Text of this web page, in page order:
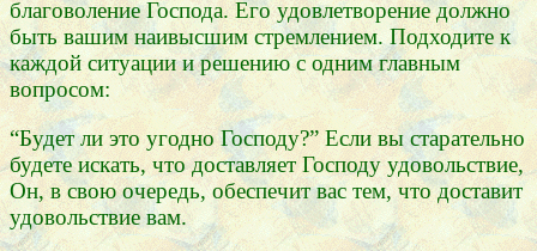
благоволение Господа. Его удовлетворение должно
быть вашим наивысшим стремлением. Подходите к
каждой ситуации и решению с одним главным
вопросом:
“Будет ли это угодно Господу?” Если вы старательно
будете искать, что доставляет Господу удовольствие,
Он, в свою очередь, обеспечит вас тем, что доставит
удовольствие вам.